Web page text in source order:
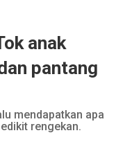
POPULAR
STORIES
RAGAM
anak
pantang
mendapatkan apa
rengekan.